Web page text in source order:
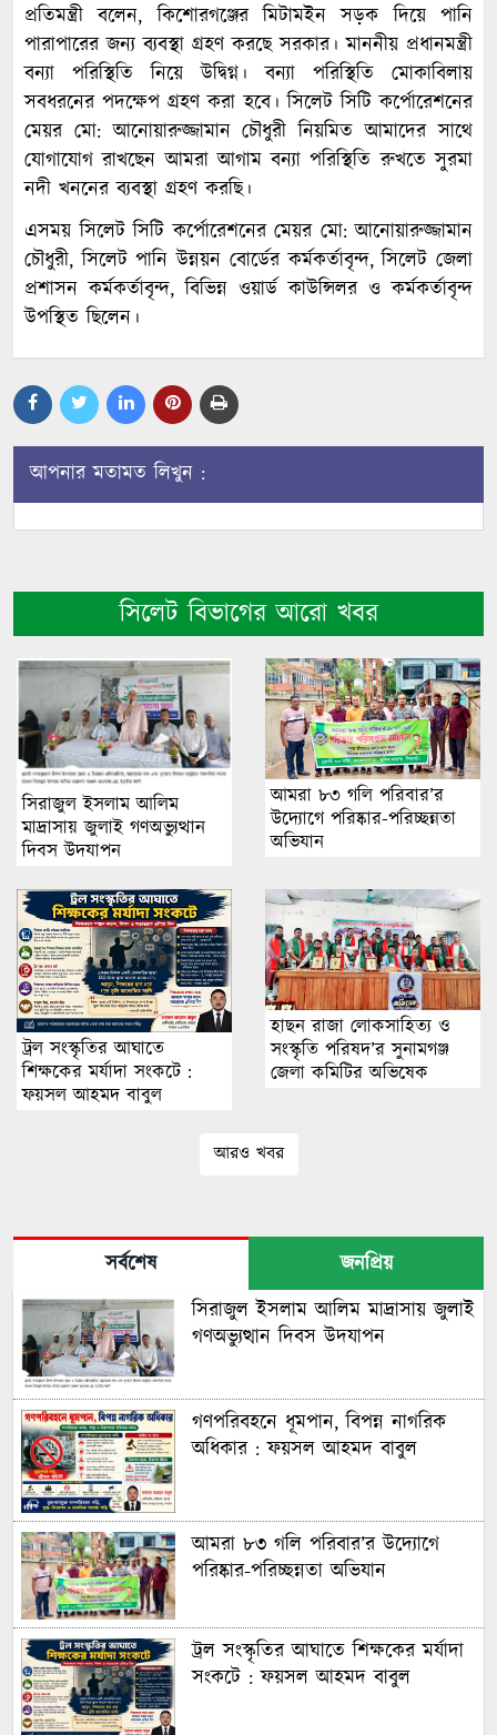
প্রতিমন্ত্রী বলেন, কিশোরগঞ্জের মিটামইন সড়ক দিয়ে পানি
পারাপারের জন্য ব্যবস্থা গ্রহণ করছে সরকার। মাননীয় প্রধানমন্ত্রী
বন্যা পরিস্থিতি নিয়ে উদ্বিগ্ন। বন্যা পরিস্থিতি মোকাবিলায়
সবধরনের পদক্ষেপ গ্রহণ করা হবে। সিলেট সিটি কর্পোরেশনের
মেয়র মো: আনোয়ারুজ্জামান চৌধুরী নিয়মিত আমাদের সাথে
যোগাযোগ রাখছেন আমরা আগাম বন্যা পরিস্থিতি রুখতে সুরমা
নদী খননের ব্যবস্থা গ্রহণ করছি।
এসময় সিলেট সিটি কর্পোরেশনের মেয়র মো: আনোয়ারুজ্জামান
চৌধুরী, সিলেট পানি উন্নয়ন বোর্ডের কর্মকর্তাবৃন্দ, সিলেট জেলা
প্রশাসন কর্মকর্তাবৃন্দ, বিভিন্ন ওয়ার্ড কাউন্সিলর ও কর্মকর্তাবৃন্দ
উপস্থিত ছিলেন।
আপনার মতামত লিখুন :
সিলেট বিভাগের আরো খবর
সিরাজুল ইসলাম আলিম
মাদ্রাসায় জুলাই গণঅভ্যুত্থান
দিবস উদযাপন
আমরা ৮৩ গলি পরিবার’র
উদ্যোগে পরিষ্কার-পরিচ্ছন্নতা
অভিযান
ট্রল সংস্কৃতির আঘাতে
শিক্ষকের মর্যাদা সংকটে :
ফয়সল আহমদ বাবুল
হাছন রাজা লোকসাহিত্য ও
সংস্কৃতি পরিষদ’র সুনামগঞ্জ
জেলা কমিটির অভিষেক
আরও খবর
সর্বশেষ
জনপ্রিয়
সিরাজুল ইসলাম আলিম মাদ্রাসায় জুলাই
গণঅভ্যুত্থান দিবস উদযাপন
গণপরিবহনে ধূমপান, বিপন্ন নাগরিক
অধিকার : ফয়সল আহমদ বাবুল
আমরা ৮৩ গলি পরিবার’র উদ্যোগে
পরিষ্কার-পরিচ্ছন্নতা অভিযান
ট্রল সংস্কৃতির আঘাতে শিক্ষকের মর্যাদা
সংকটে : ফয়সল আহমদ বাবুল